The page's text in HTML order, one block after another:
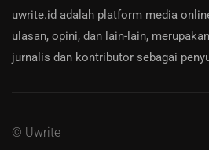
uwrite.id adalah platform media
ulasan, opini, dan lain-lain,
jurnalis dan kontributor sebagai
© Uwrite